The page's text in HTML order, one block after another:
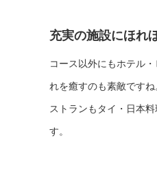
充実の施設にほれ
コース以外にもホテル
れを癒すのも素敵です
ストランもタイ・日本
す。